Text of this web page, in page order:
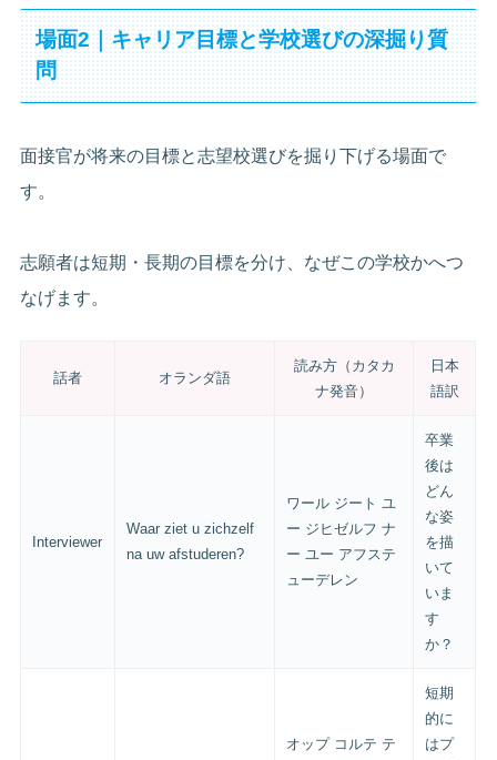
場面2｜キャリア目標と学校選びの深掘り質
問
面接官が将来の目標と志望校選びを掘り下げる場面で
す。
志願者は短期・長期の目標を分け、なぜこの学校かへつ
なげます。
話者 オランダ語
読み方（カタカ
ナ発音）
日本
語訳
Interviewer
Waar ziet u zichzelf
na uw afstuderen?
ワール ジート ユ
ー ジヒゼルフ ナ
ー ユー アフステ
ューデレン
卒業
後は
どん
な姿
を描
いて
いま
す
か？
オップ コルテ テ
短期
的に
はプ